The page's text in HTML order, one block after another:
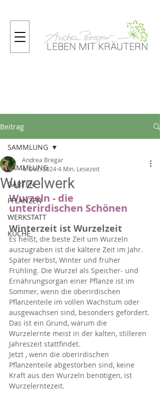
Beitrag
SAMMLUNG
GARTEN
PFLANZEN
WERKSTATT
KÜCHE
SAMMLUNG
Wurzelwerk
Andrea Bregar
4. Dez. 20244 Min. Lesezeit
Wurzeln - die
unterirdischen Schönen
Winterzeit ist Wurzelzeit
Es heißt, die beste Zeit um Wurzeln
auszugraben ist die kältere Zeit im Jahr.
Später Herbst, Winter und früher
Frühling. Die Wurzel als Speicher- und
Ernährungsorgan einer Pflanze ist im
Sommer, wenn die oberirdischen
Pflanzenteile im vollen Wachstum oder
ausgewachsen sind, besonders gefordert.
Das ist ein Grund, warum die
Wurzelernte meist in der kalten, stilleren
Jahreszeit stattfindet.
Jetzt , wenn die oberirdischen
Pflanzenteile abgestorben sind, keine
Kraft aus den Wurzeln benötigen, ist
Wurzelerntezeit.